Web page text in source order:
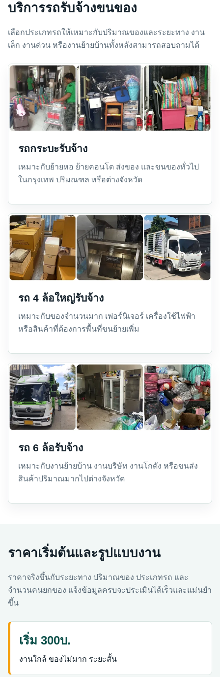
บริการรถรับจ้างขนของ
เลือกประเภทรถให้เหมาะกับปริมาณของและระยะทาง งาน
เล็ก งานด่วน หรืองานย้ายบ้านทั้งหลังสามารถสอบถามได้
รถกระบะรับจ้าง
เหมาะกับย้ายหอ ย้ายคอนโด ส่งของ และขนของทั่วไป
ในกรุงเทพ ปริมณฑล หรือต่างจังหวัด
รถ 4 ล้อใหญ่รับจ้าง
เหมาะกับของจำนวนมาก เฟอร์นิเจอร์ เครื่องใช้ไฟฟ้า
หรือสินค้าที่ต้องการพื้นที่ขนย้ายเพิ่ม
รถ 6 ล้อรับจ้าง
เหมาะกับงานย้ายบ้าน งานบริษัท งานโกดัง หรือขนส่ง
สินค้าปริมาณมากไปต่างจังหวัด
ราคาเริ่มต้นและรูปแบบงาน
ราคาจริงขึ้นกับระยะทาง ปริมาณของ ประเภทรถ และ
จำนวนคนยกของ แจ้งข้อมูลครบจะประเมินได้เร็วและแม่นยำ
ขึ้น
เริ่ม 300บ.
งานใกล้ ของไม่มาก ระยะสั้น